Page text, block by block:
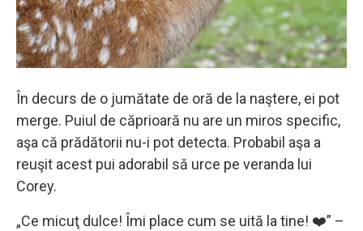
În decurs de o jumătate de oră de la naştere, ei pot
merge. Puiul de căprioară nu are un miros specific,
aşa că prădătorii nu-i pot detecta. Probabil aşa a
reuşit acest pui adorabil să urce pe veranda lui
Corey.
„Ce micuţ dulce! Îmi place cum se uită la tine! ❤️” –